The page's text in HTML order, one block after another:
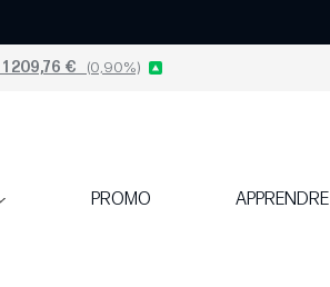
1 209,76 € (0,90%)
PROMO APPRENDRE